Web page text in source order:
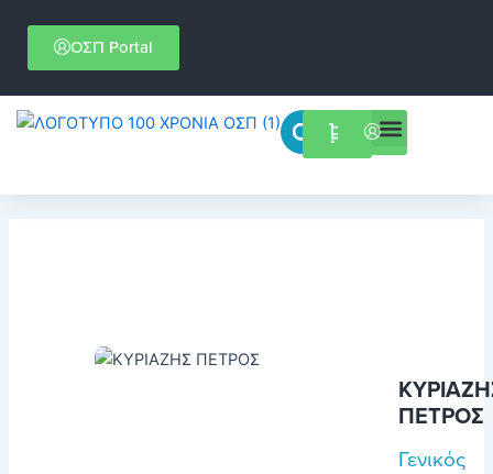
περιεχόμενο
ΟΣΠ Portal
Menu
ΠΕΤΡΟΣ
Γενικός